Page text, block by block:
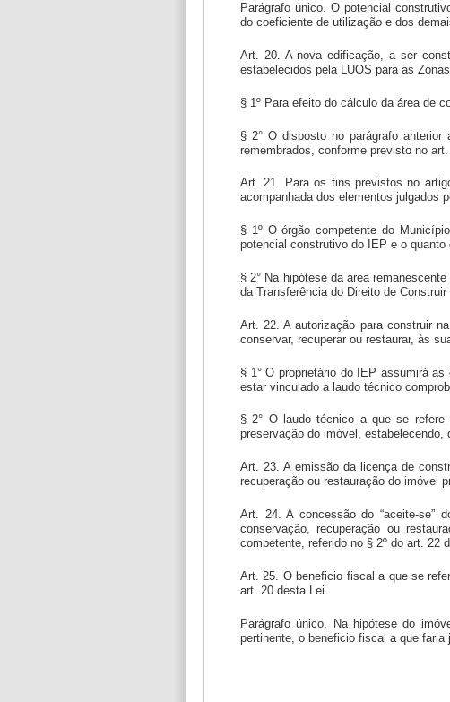
Parágrafo único. O potencial
do coeficiente de utilização e dos
Art. 20. A nova edificação, a ser
estabelecidos pela LUOS para as
§ 1º Para efeito do cálculo da área de
§ 2° O disposto no parágrafo
remembrados, conforme previsto no art.
Art. 21. Para os fins previstos no
acompanhada dos elementos julgados
§ 1º O órgão competente do
potencial construtivo do IEP e o
§ 2° Na hipótese da área
da Transferência do Direito de
Art. 22. A autorização para construir
conservar, recuperar ou restaurar, às
§ 1° O proprietário do IEP assumirá
estar vinculado a laudo técnico
§ 2° O laudo técnico a que se refere
preservação do imóvel,
Art. 23. A emissão da licença de
recuperação ou restauração do imóvel
Art. 24. A concessão do “aceite-se”
conservação, recuperação ou
competente, referido no § 2º do art. 22
Art. 25. O beneficio fiscal a que se
art. 20 desta Lei.
Parágrafo único. Na hipótese do
pertinente, o beneficio fiscal a que